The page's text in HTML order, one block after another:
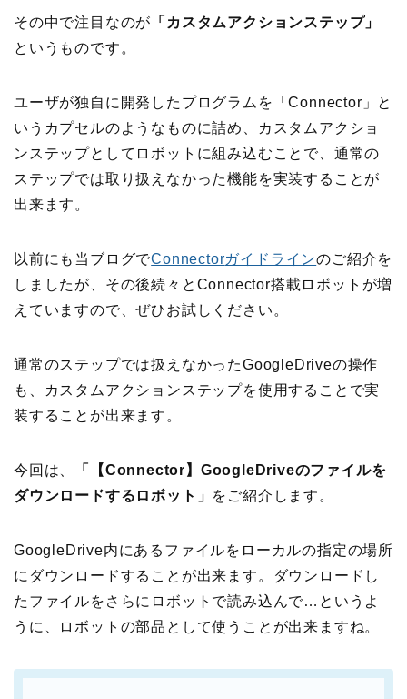
その中で注目なのが 「カスタムアクションステップ」
というものです。
ユーザが独自に開発したプログラムを「Connector」と
いうカプセルのようなものに詰め、カスタムアクショ
ンステップとしてロボットに組み込むことで、通常の
ステップでは取り扱えなかった機能を実装することが
出来ます。
以前にも当ブログでConnectorガイドラインのご紹介を
しましたが、その後続々とConnector搭載ロボットが増
えていますので、ぜひお試しください。
通常のステップでは扱えなかったGoogleDriveの操作
も、カスタムアクションステップを使用することで実
装することが出来ます。
今回は、 「 【Connector 】 GoogleDriveのファイルを
ダウンロードする ロボット」 をご紹介します。
GoogleDrive内にあるファイルをローカルの指定の場所
にダウンロードすることが出来ます。ダウンロードし
たファイルをさらにロボットで読み込んで…というよ
うに、ロボットの部品として使うことが出来ますね。